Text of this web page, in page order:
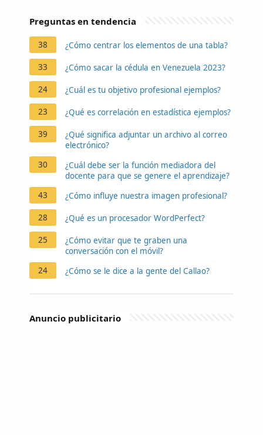
Preguntas en tendencia
38 ¿Cómo centrar los elementos de una tabla?
33 ¿Cómo sacar la cédula en Venezuela 2023?
24 ¿Cuál es tu objetivo profesional ejemplos?
23 ¿Qué es correlación en estadística ejemplos?
39
¿Qué significa adjuntar un archivo al correo
electrónico?
30
¿Cuál debe ser la función mediadora del
docente para que se genere el aprendizaje?
43
¿Cómo influye nuestra imagen profesional?
28 ¿Qué es un procesador WordPerfect?
25
¿Cómo evitar que te graben una
conversación con el móvil?
24
¿Cómo se le dice a la gente del Callao?
Anuncio publicitario